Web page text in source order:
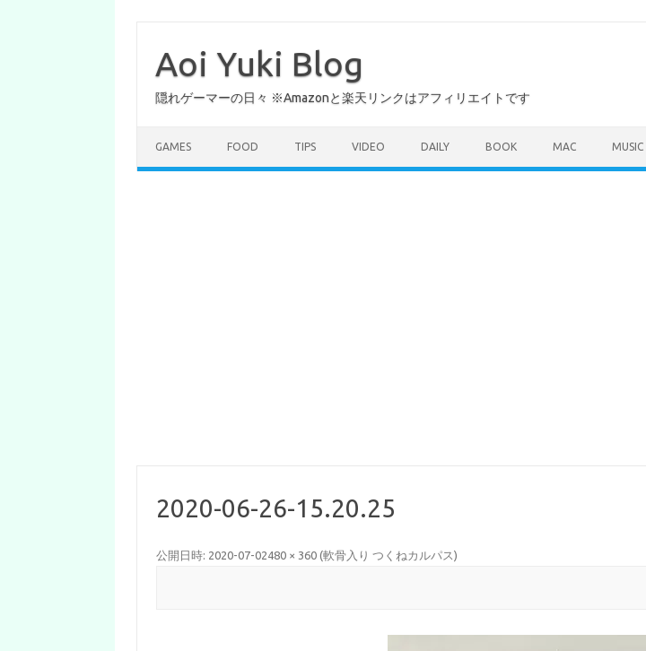
Aoi Yuki Blog
隠れゲーマーの日々 ※Amazonと楽天リンクはアフィリエイトです
GAMES FOOD TIPS VIDEO DAILY BOOK MAC MUSIC
2020-06-26-15.20.25
公開日時: 2020-07-02480 × 360(軟骨入り つくねカルパス)